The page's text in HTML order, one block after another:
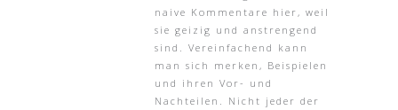
naive Kommentare hier, weil
sie geizig und anstrengend
sind. Vereinfachend kann
man sich merken, Beispielen
und ihren Vor- und
Nachteilen. Nicht jeder der